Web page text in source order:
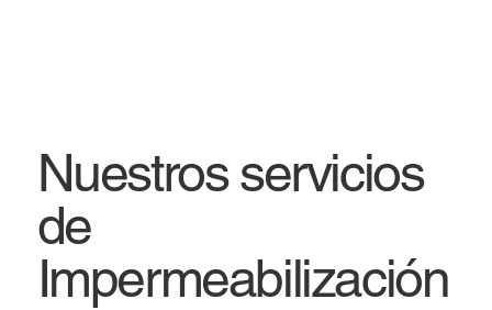
Nuestros servicios
de
Impermeabilización